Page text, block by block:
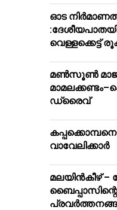
ഓട
വെള്ളക്കെട്ട്
മൺസൂൺ
ഡ്രൈവ്
വാവേലിക്കാർ
മലയിന്‍കീഴ് –